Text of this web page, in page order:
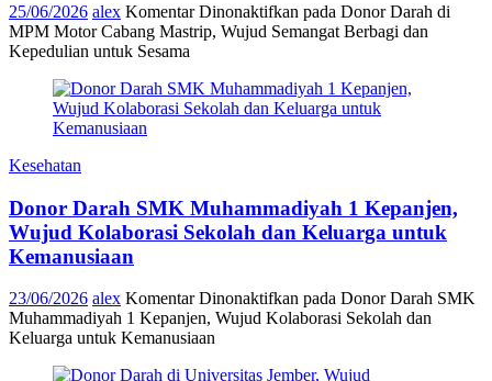
25/06/2026 alex Komentar Dinonaktifkan pada Donor Darah di
MPM Motor Cabang Mastrip, Wujud Semangat Berbagi dan
Kepedulian untuk Sesama
Kesehatan
Donor Darah SMK Muhammadiyah 1 Kepanjen,
Wujud Kolaborasi Sekolah dan Keluarga untuk
Kemanusiaan
23/06/2026 alex Komentar Dinonaktifkan pada Donor Darah SMK
Muhammadiyah 1 Kepanjen, Wujud Kolaborasi Sekolah dan
Keluarga untuk Kemanusiaan